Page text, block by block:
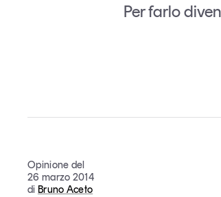
Tendenze è il magazine di GS1 Italy
indipendente il cambiamento e le
Per farlo
Opinione del
26 marzo 2014
di Bruno Aceto